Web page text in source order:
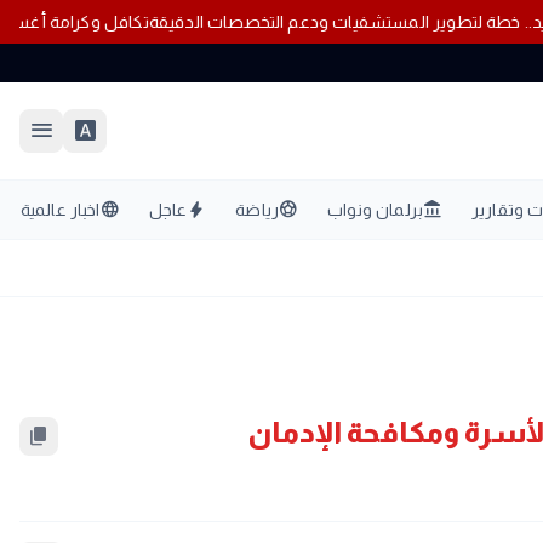
قنا الجديد.. خطة لتطوير المستشفيات ودعم التخصصات الدقيقةتكافل وكرامة
font_download
menu
وتقارير account_balanceبرلمان ونواب sports_soccerرياضة bolt عاجل languageاخبار عالمية
ومكافحة الإدمان content_copy